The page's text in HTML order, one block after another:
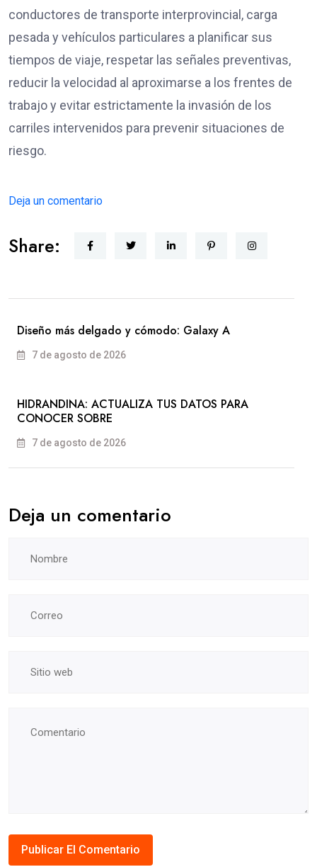
conductores de transporte interprovincial, carga
pesada y vehículos particulares a planificar sus
tiempos de viaje, respetar las señales preventivas,
reducir la velocidad al aproximarse a los frentes de
trabajo y evitar estrictamente la invasión de los
carriles intervenidos para prevenir situaciones de
riesgo.
Deja un comentario
Share:
Diseño más delgado y cómodo: Galaxy A
7 de agosto de 2026
HIDRANDINA: ACTUALIZA TUS DATOS PARA
CONOCER SOBRE
7 de agosto de 2026
Deja un comentario